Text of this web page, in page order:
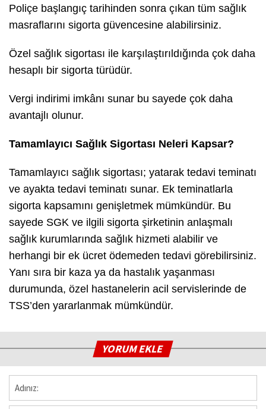
Poliçe başlangıç tarihinden sonra çıkan tüm sağlık
masraflarını sigorta güvencesine alabilirsiniz.
Özel sağlık sigortası ile karşılaştırıldığında çok daha
hesaplı bir sigorta türüdür.
Vergi indirimi imkânı sunar bu sayede çok daha
avantajlı olunur.
Tamamlayıcı Sağlık Sigortası Neleri Kapsar?
Tamamlayıcı sağlık sigortası; yatarak tedavi teminatı
ve ayakta tedavi teminatı sunar. Ek teminatlarla
sigorta kapsamını genişletmek mümkündür. Bu
sayede SGK ve ilgili sigorta şirketinin anlaşmalı
sağlık kurumlarında sağlık hizmeti alabilir ve
herhangi bir ek ücret ödemeden tedavi görebilirsiniz.
Yanı sıra bir kaza ya da hastalık yaşanması
durumunda, özel hastanelerin acil servislerinde de
TSS’den yararlanmak mümkündür.
YORUM EKLE